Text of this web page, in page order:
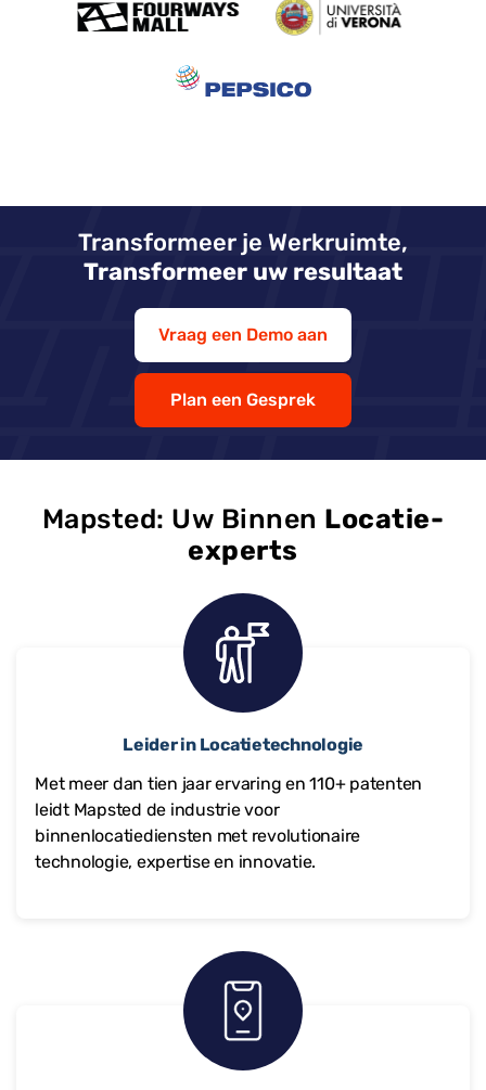
Transformeer je Werkruimte,
Transformeer uw resultaat
Vraag een Demo aan
Plan een Gesprek
Mapsted: Uw Binnen Locatie-
experts
Leider in Locatietechnologie
Met meer dan tien jaar ervaring en110+patenten
leidt Mapsted de industrie voor
binnenlocatiediensten met revolutionaire
technologie, expertise en innovatie.